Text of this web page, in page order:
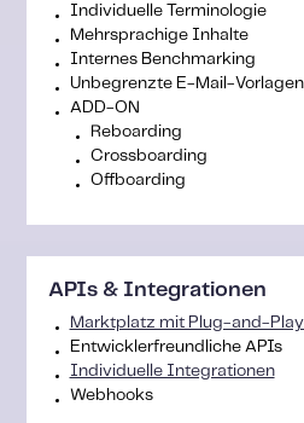
Individuelle Terminologie
Mehrsprachige Inhalte
Internes Benchmarking
Unbegrenzte E-Mail-Vorlagen
ADD-ON
Reboarding
Crossboarding
Offboarding
APIs & Integrationen
Marktplatz mit Plug-and-
Entwicklerfreundliche APIs
Individuelle Integrationen
Webhooks